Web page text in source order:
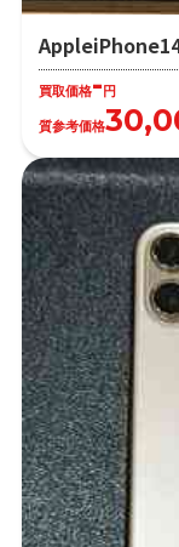
買取価格-円
質参考価格